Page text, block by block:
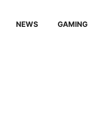
NEWS GAMING